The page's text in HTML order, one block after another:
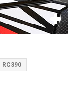
RC390